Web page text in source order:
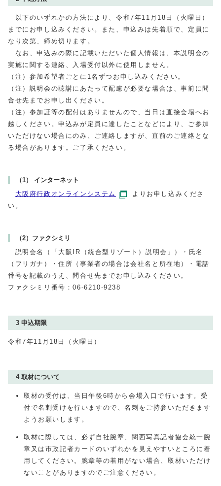
以下のいずれかの方法により、令和7年11月18日（火曜日）
までにお申し込みください。また、申込みは先着順で、定員に
なり次第、締め切ります。
なお、申込みの際に記載いただいた個人情報は、本説明会の
実施に関する連絡、入場受付以外に使用しません。
（注）参加希望者ごとに1名ずつお申し込みください。
（注）説明会の聴講にあたって配慮が必要な場合は、事前に問
合せ先までお申し出ください。
（注）参加証等の配付はありませんので、当日は直接会場へお
越しください。申込みが定員に達したことなどにより、ご参加
いただけない場合にのみ、ご連絡しますが、直前のご連絡とな
る場合があります。ご了承ください。
（1） インターネット
大阪府行政オンラインシステム
よりお申し込みくださ
い。
（2）ファクシミリ
説明会名（「大阪IR（統合型リゾート）説明会」）・氏名
（フリガナ）・住所（事業者の場合は会社名と所在地）・電話
番号を記載のうえ、問合せ先までお申し込みください。
ファクシミリ番号：06-6210-9238
3 申込期限
令和7年11月18日（火曜日）
4 取材について
取材の受付は、当日午後6時から会場入口で行います。受
付で名刺受けを行いますので、名刺をご持参いただきます
ようお願いします。
取材に際しては、必ず自社腕章、関西写真記者協会統一腕
章又は市政記者カードのいずれかを見えやすいところに着
用してください。腕章等の着用がない場合、取材いただけ
ないことがありますのでご注意ください。